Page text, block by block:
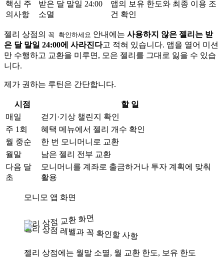
핵심 주
의사항
받은 달 말일 24:00
소멸
앱의 보유 한도와 최종 이용 조
건 확인
젤리 상점의 꼭 확인하세요 안내에는 사용하지 않은 젤리는 받
은 달 말일 24:00에 사라진다고 적혀 있습니다. 앱을 열어 미션
만 수행하고 교환을 미루면, 모은 젤리를 그대로 잃을 수 있습
니다.
제가 권하는 루틴은 간단합니다.
시점
할 일
매일
걷기·기상 챌린지 확인
주 1회
혜택 메뉴에서 젤리 개수 확인
월 중순
한 번 모니머니로 교환
월말
남은 젤리 전부 교환
다음 달
초
모니머니를 계좌로 출금하거나 투자 계획에 맞춰
활용
모니모 앱 화면
젤리 상점 교환 화면
젤리 상점 레벨과 꼭 확인할 사항
젤리 상점에는 월말 소멸, 월 교환 한도, 보유 한도